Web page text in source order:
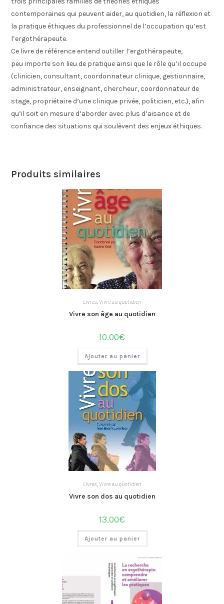
contemporaines qui peuvent aider, au quotidien, la réflexion et
la pratique éthiques du professionnel de l’occupation qu’est
l’ergothérapeute.
Ce livre de référence entend outiller l’ergothérapeute,
peu importe son lieu de pratique ainsi que le rôle qu’il occupe
(clinicien, consultant, coordonnateur clinique, gestionnaire,
administrateur, enseignant, chercheur, coordonnateur de
stage, propriétaire d’une clinique privée, politicien, etc.), afin
qu’il soit en mesure d’aborder avec plus d’aisance et de
confiance des situations qui soulèvent des enjeux éthiques.
Produits similaires
Livres, Vivre au quotidien
Vivre son âge au quotidien
10.00€
Ajouter au panier
Livres Vivre au quotidien
Vivre son dos au quotidien
13.00€
Ajouter au panier